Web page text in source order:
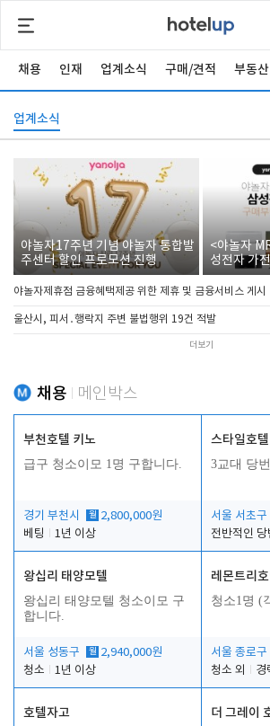
채용 인재 업계소식 구매/견적 부동산
업계소식
야놀자17주년 기념 야놀자 통합발
주센터 할인 프로모션 진행
<야놀자
성전자 가
야놀자제휴점 금융혜택제공 위한 제휴 및 금융서비스 게시
울산시, 피서․행락지 주변 불법행위 19건 적발
더보기
채용 메인박스
부천호텔 키노
급구 청소이모 1명 구합니다.
경기 부천시 월 2,800,000원
베팅
1년 이상
스타일호텔
3교대 당
서울 서초구
왕십리 태양모텔
왕십리 태양모텔 청소이모 구
합니다.
서울 성동구 월 2,940,000원
청소
1년 이상
레몬트리
청소1명 (
서울 종로구
청소 외
경
호텔자고 더 그레이